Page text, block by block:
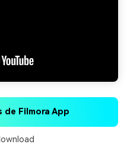
de Filmora App